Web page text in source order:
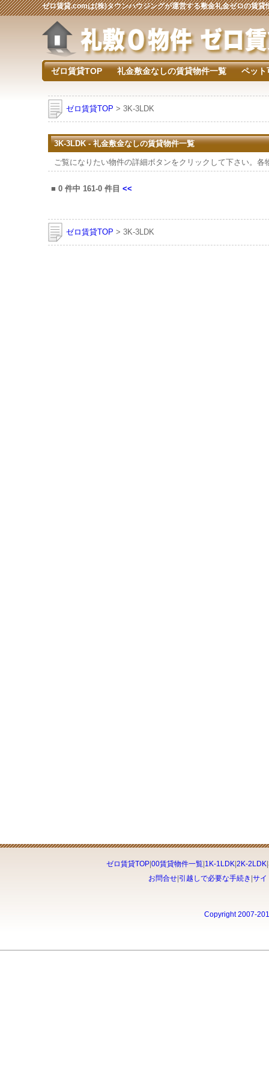
ゼロ賃貸.comは(株)タウンハウジングが運営する敷金礼金ゼロの賃貸
ゼロ賃貸TOP 礼金敷金なしの賃貸物件一覧 ペット
ゼロ賃貸TOP > 3K-3LDK
3K-3LDK - 礼金敷金なしの賃貸物件一覧
ご覧になりたい物件の詳細ボタンをクリックして下さい。各
■ 0 件中 161-0 件目 <<
ゼロ賃貸TOP > 3K-3LDK
ゼロ賃貸TOP| 00賃貸物件一覧| 1K-1LDK| 2K-2LDK|
お問合せ 引越しで必要な手続き サイ
Copyright 2007-